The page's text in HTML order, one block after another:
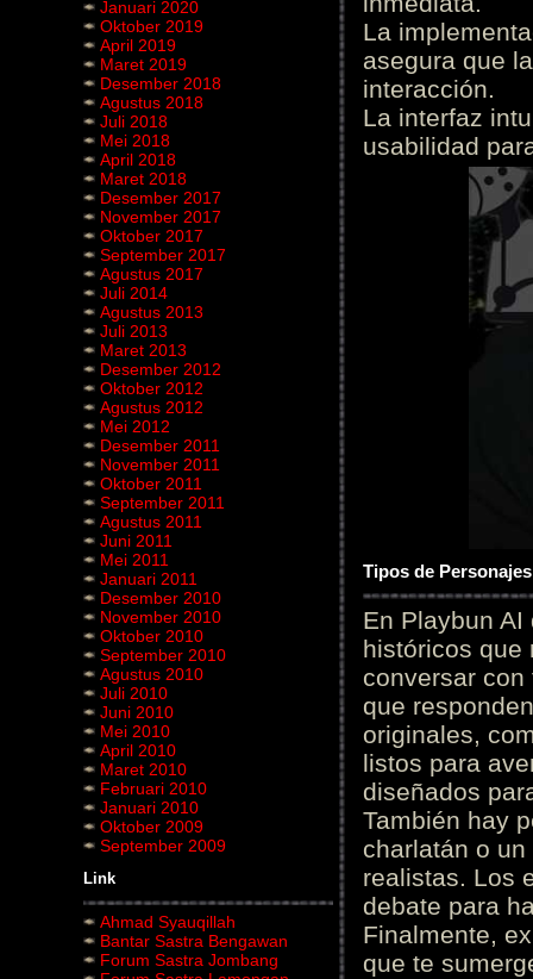
Januari 2020
Oktober 2019
April 2019
Maret 2019
Desember 2018
Agustus 2018
Juli 2018
Mei 2018
April 2018
Maret 2018
Desember 2017
November 2017
Oktober 2017
September 2017
Agustus 2017
Juli 2014
Agustus 2013
Juli 2013
Maret 2013
Desember 2012
Oktober 2012
Agustus 2012
Mei 2012
Desember 2011
November 2011
Oktober 2011
September 2011
Agustus 2011
Juni 2011
Mei 2011
Januari 2011
Desember 2010
November 2010
Oktober 2010
September 2010
Agustus 2010
Juli 2010
Juni 2010
Mei 2010
April 2010
Maret 2010
Februari 2010
Januari 2010
Oktober 2009
September 2009
Link
Ahmad Syauqillah
Bantar Sastra Bengawan
Forum Sastra Jombang
La
asegura que
interacción.
La interfaz
usabilidad
Tipos de
En Playbun
históricos que
conversar
que
originales,
listos para
diseñados
También hay
charlatán o
realistas. Los
debate para
Finalmente,
que te